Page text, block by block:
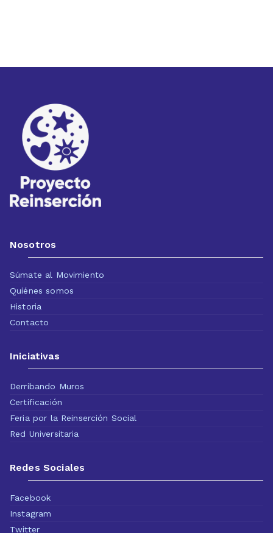
Nosotros
Súmate al Movimiento
Quiénes somos
Historia
Contacto
Iniciativas
Derribando Muros
Certificación
Feria por la Reinserción Social
Red Universitaria
Redes Sociales
Facebook
Instagram
Twitter